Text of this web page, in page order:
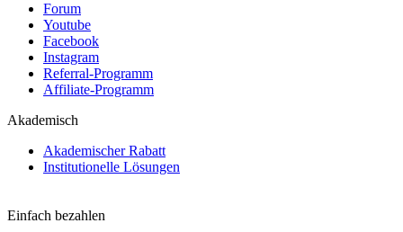
Forum
Youtube
Facebook
Instagram
Referral-Programm
Affiliate-Programm
Akademisch
Akademischer Rabatt
Institutionelle Lösungen
Einfach bezahlen